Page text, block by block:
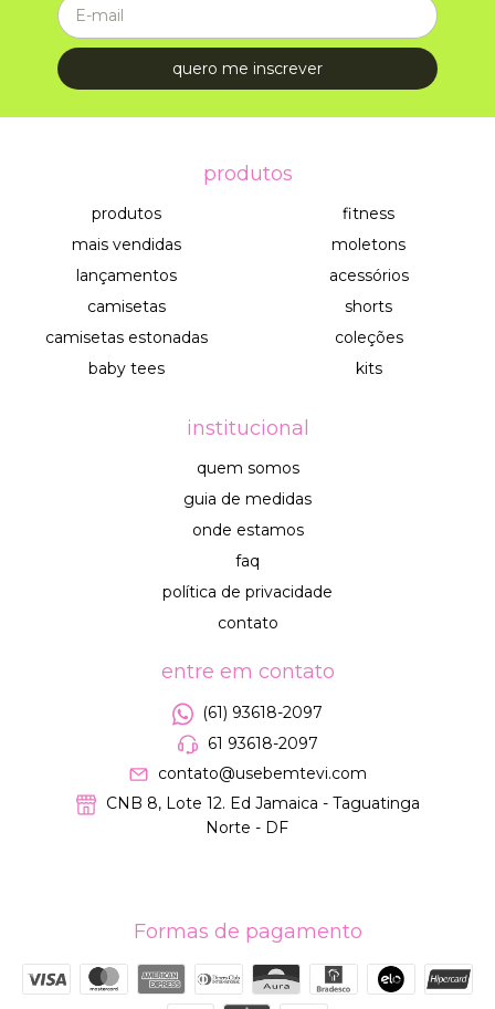
produtos
produtos
mais vendidas
lançamentos
camisetas
camisetas estonadas
baby tees
fitness
moletons
acessórios
shorts
coleções
kits
institucional
quem somos
guia de medidas
onde estamos
faq
política de privacidade
contato
entre em contato
(61) 93618-2097
61 93618-2097
contato@usebemtevi.com
CNB 8, Lote 12. Ed Jamaica - Taguatinga
Norte - DF
Formas de pagamento